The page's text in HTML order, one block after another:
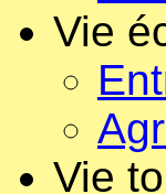
Vie
Vie